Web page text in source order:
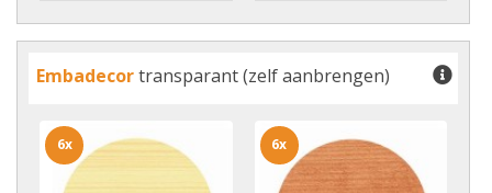
Embadecortransparant (zelf aanbrengen)
6x 6x